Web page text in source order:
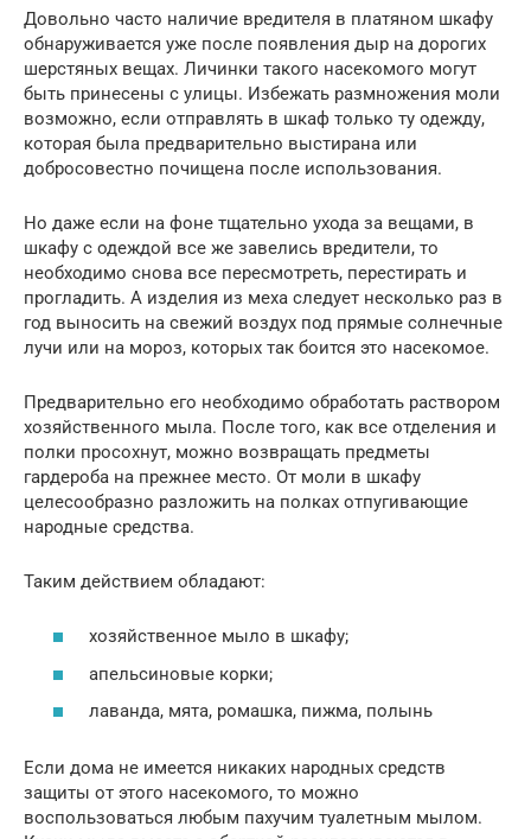
Довольно часто наличие вредителя в платяном шкафу
обнаруживается уже после появления дыр на дорогих
шерстяных вещах. Личинки такого насекомого могут
быть принесены с улицы. Избежать размножения моли
возможно, если отправлять в шкаф только ту одежду,
которая была предварительно выстирана или
добросовестно почищена после использования.
Но даже если на фоне тщательно ухода за вещами, в
шкафу с одеждой все же завелись вредители, то
необходимо снова все пересмотреть, перестирать и
прогладить. А изделия из меха следует несколько раз в
год выносить на свежий воздух под прямые солнечные
лучи или на мороз, которых так боится это насекомое.
Предварительно его необходимо обработать раствором
хозяйственного мыла. После того, как все отделения и
полки просохнут, можно возвращать предметы
гардероба на прежнее место. От моли в шкафу
целесообразно разложить на полках отпугивающие
народные средства.
Таким действием обладают:
хозяйственное мыло в шкафу;
апельсиновые корки;
лаванда, мята, ромашка, пижма, полынь
Если дома не имеется никаких народных средств
защиты от этого насекомого, то можно
воспользоваться любым пахучим туалетным мылом.